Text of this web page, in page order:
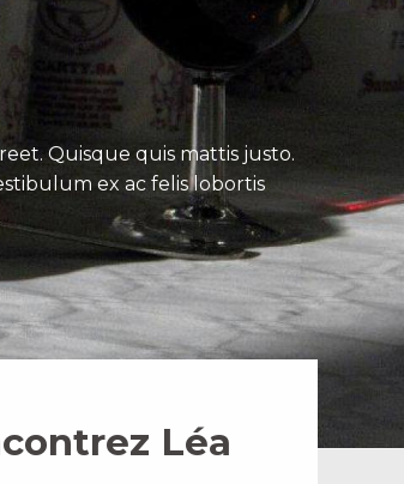
Quisque quis mattis justo.
ex ac felis lobortis
Léa